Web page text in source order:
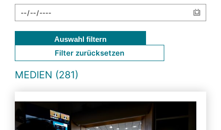
Auswahl filtern
Filter zurücksetzen
MEDIEN (281)